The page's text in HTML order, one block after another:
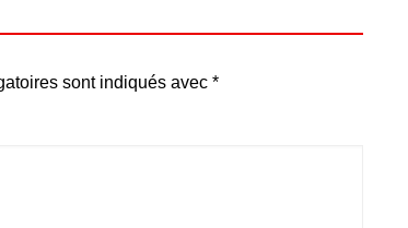
sont indiqués avec *